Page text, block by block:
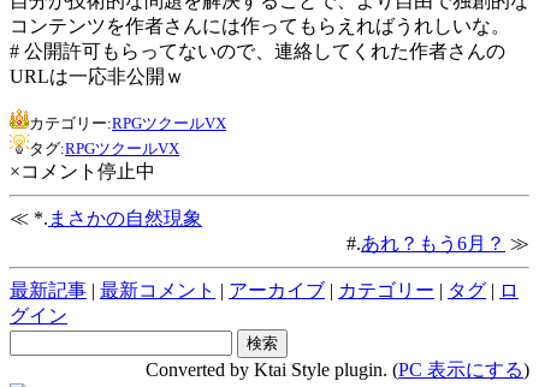
コンテンツを作者さんには作ってもらえればうれしいな。
# 公開許可もらってないので、連絡してくれた作者さんの
URLは一応非公開ｗ
カテゴリー:RPGツクールVX
タグ:RPGツクールVX
×コメント停止中
≪ *. まさかの自然現象
#.あれ？もう6月？ ≫
最新記事 | 最新コメント | アーカイブ | カテゴリー | タグ | ロ
グイン
Converted by Ktai Style plugin. (PC 表示にする)